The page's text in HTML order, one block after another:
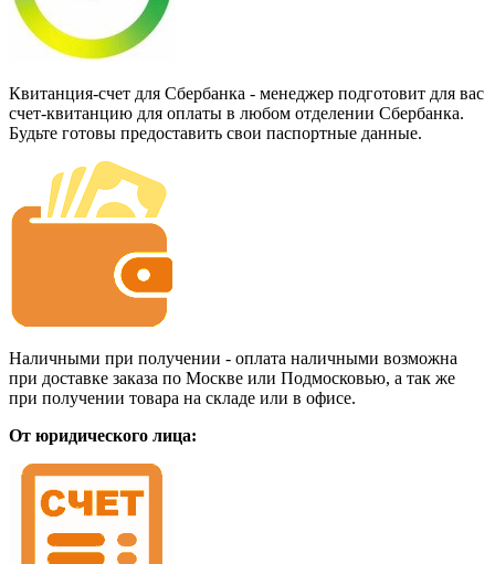
Квитанция-счет для Сбербанка - менеджер подготовит для вас
счет-квитанцию для оплаты в любом отделении Сбербанка.
Будьте готовы предоставить свои паспортные данные.
Наличными при получении - оплата наличными возможна
при доставке заказа по Москве или Подмосковью, а так же
при получении товара на складе или в офисе.
От юридического лица: